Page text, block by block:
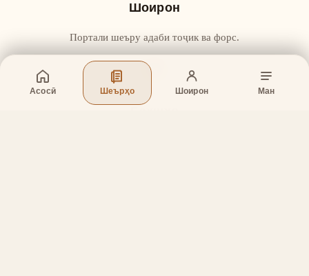
Асосӣ Шеърҳо Шоирон Ман
Шоирон
Портали шеъру адаби тоҷик ва форс.